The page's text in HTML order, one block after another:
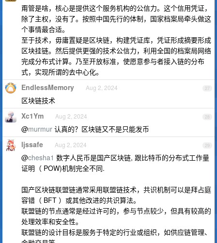
甭管是啥，核心是提供这个服务机构的公信力。这个信用凭证，
除了主权，没有了。按照中国先行的体制，国家档案局牵头做这
个事情最合适。
至于技术，毋庸置疑是区块链，构建凭证库，凭证形成摘要形成
区块挂链。然后提供更强的技术公信力，利用全国的档案局网络
完成分布式计算。乃至开放标准，使愿意参与者接入链的分布
式，实现所谓的去中心化。
27
EndlessMemory Aug 2, 2024
区块链技术
28
Xc1Ym Aug 2, 2024
@murmur 认真的？区块链又不是只能发币
29
ljssafe Aug 2, 2024
@chesha1 数字人民币是国产区块链, 跟比特币的分布式工作量
证明（ POW)机制完全不同.
国产区块链联盟链通常采用联盟链技术，共识机制可以是拜占庭
容错（ BFT ）或其他改进的共识算法。
联盟链的节点通常是经过许可的，参与节点较少，但具有较高的
处理效率和安全性。
联盟链的设计目标是服务于特定的行业或组织，如供应链管理、